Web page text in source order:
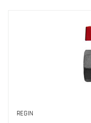
REGIN